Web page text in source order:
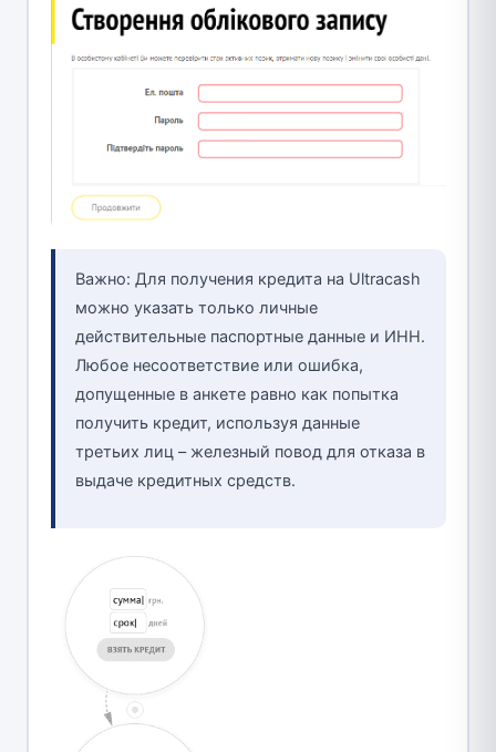
Важно: Для получения кредита на Ultracash
можно указать только личные
действительные паспортные данные и ИНН.
Любое несоответствие или ошибка,
допущенные в анкете равно как попытка
получить кредит, используя данные
третьих лиц – железный повод для отказа в
выдаче кредитных средств.